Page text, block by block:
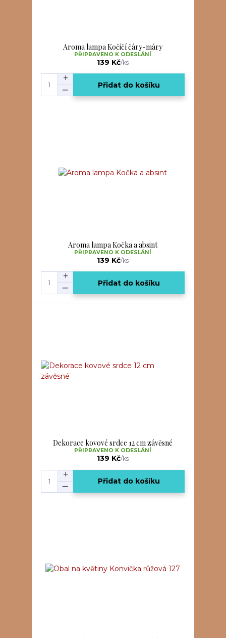
Aroma lampa Kočičí čáry-máry
139 Kč/ks
PŘIPRAVENO K ODESLÁNÍ
Přidat do košíku
Aroma lampa Kočka a absint
139 Kč/ks
PŘIPRAVENO K ODESLÁNÍ
Přidat do košíku
Dekorace kovové srdce 12 cm závěsné
139 Kč/ks
PŘIPRAVENO K ODESLÁNÍ
Přidat do košíku